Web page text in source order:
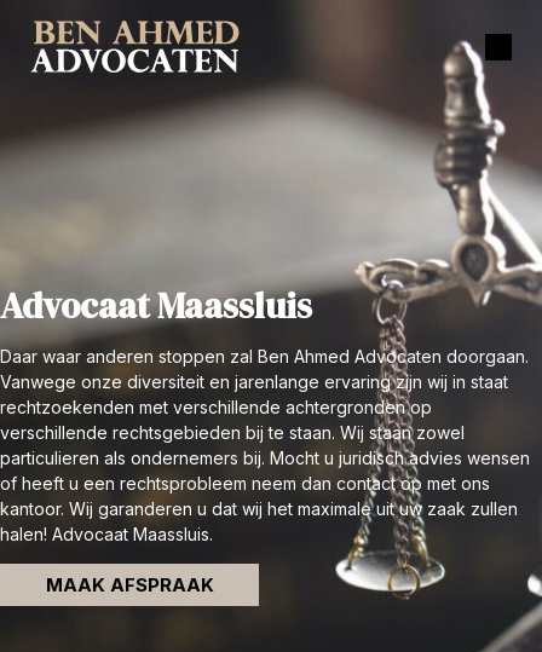
Advocaat Maassluis
Daar waar anderen stoppen zal Ben Ahmed Advocaten doorgaan.
Vanwege onze diversiteit en jarenlange ervaring zijn wij in staat
rechtzoekenden met verschillende achtergronden op
verschillende rechtsgebieden bij te staan. Wij staan zowel
particulieren als ondernemers bij. Mocht u juridisch advies wensen
of heeft u een rechtsprobleem neem dan contact op met ons
kantoor. Wij garanderen u dat wij het maximale uit uw zaak zullen
halen! Advocaat Maassluis.
MAAK AFSPRAAK